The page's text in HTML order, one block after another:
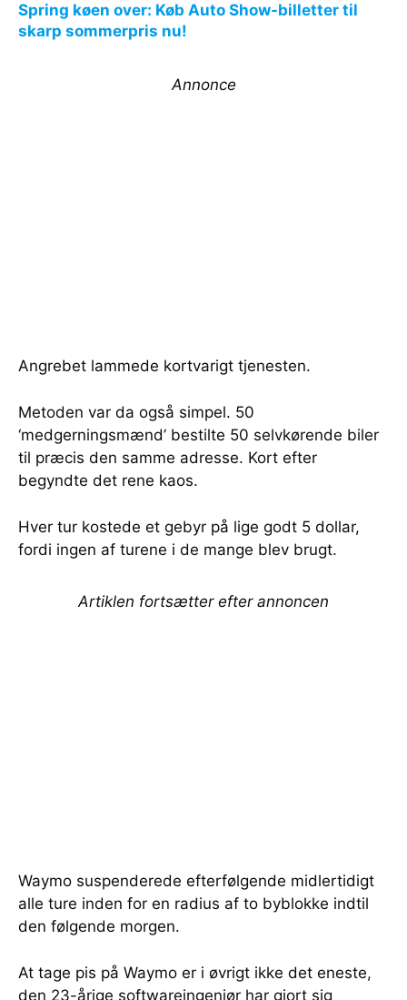
Spring køen over: Køb Auto Show-billetter til
skarp sommerpris nu!
Annonce
Angrebet lammede kortvarigt tjenesten.
Metoden var da også simpel. 50
‘medgerningsmænd’ bestilte 50 selvkørende biler
til præcis den samme adresse. Kort efter
begyndte det rene kaos.
Hver tur kostede et gebyr på lige godt 5 dollar,
fordi ingen af turene i de mange blev brugt.
Artiklen fortsætter efter annoncen
Waymo suspenderede efterfølgende midlertidigt
alle ture inden for en radius af to byblokke indtil
den følgende morgen.
At tage pis på Waymo er i øvrigt ikke det eneste,
den 23-årige softwareingeniør har gjort sig